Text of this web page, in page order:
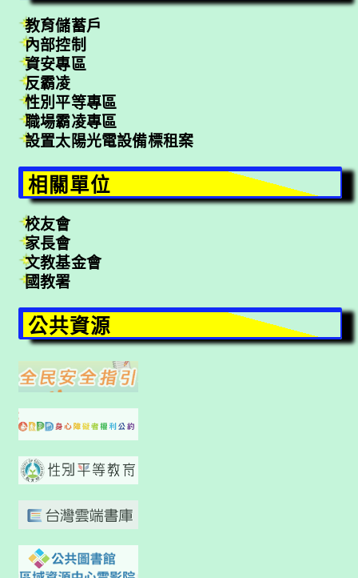
教育儲蓄戶
內部控制
資安專區
反霸凌
性別平等專區
職場霸凌專區
設置太陽光電設備標租案
相關單位
校友會
家長會
文教基金會
國教署
公共資源